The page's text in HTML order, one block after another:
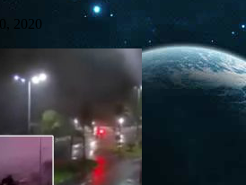
2020